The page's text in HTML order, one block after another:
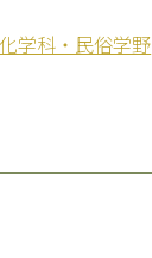
学科・民俗学野